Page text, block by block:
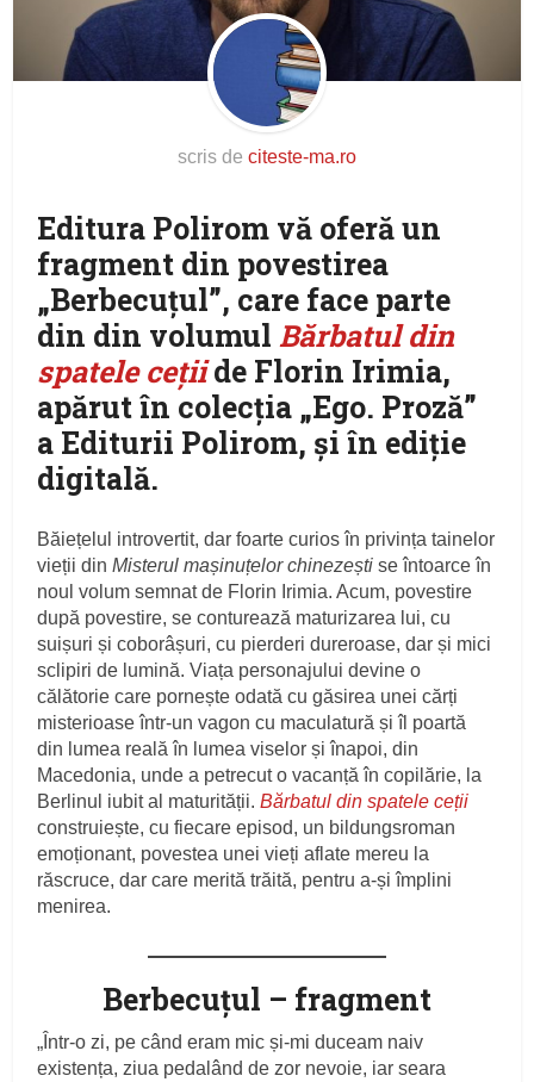
scris de citeste-ma.ro
Editura Polirom vă oferă un
fragment din povestirea
„Berbecuţul”, care face parte
din din volumulBărbatul din
spatele ceţii de Florin Irimia,
apărut în colecția „Ego. Proză”
a Editurii Polirom, și în ediție
digitală.
Băiețelul introvertit, dar foarte curios în privința tainelor
vieții dinMisterul mașinuțelor chinezești se întoarce în
noul volum semnat de Florin Irimia. Acum, povestire
după povestire, se conturează maturizarea lui, cu
suișuri și coborâșuri, cu pierderi dureroase, dar și mici
sclipiri de lumină. Viața personajului devine o
călătorie care pornește odată cu găsirea unei cărți
misterioase într-un vagon cu maculatură și îl poartă
din lumea reală în lumea viselor și înapoi, din
Macedonia, unde a petrecut o vacanță în copilărie, la
Berlinul iubit al maturității.Bărbatul din spatele ceții
construiește, cu fiecare episod, un bildungsroman
emoționant, povestea unei vieți aflate mereu la
răscruce, dar care merită trăită, pentru a-și împlini
menirea.
Berbecuțul – fragment
„Într-o zi, pe când eram mic și-mi duceam naiv
existența, ziua pedalând de zor nevoie, iar seara